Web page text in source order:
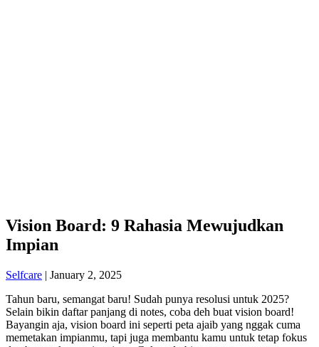
Vision Board: 9 Rahasia Mewujudkan
Impian
Selfcare | January 2, 2025
Tahun baru, semangat baru! Sudah punya resolusi untuk 2025?
Selain bikin daftar panjang di notes, coba deh buat vision board!
Bayangin aja, vision board ini seperti peta ajaib yang nggak cuma
memetakan impianmu, tapi juga membantu kamu untuk tetap fokus